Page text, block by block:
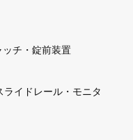
ッチ・錠前装置
イドレール・モニタ